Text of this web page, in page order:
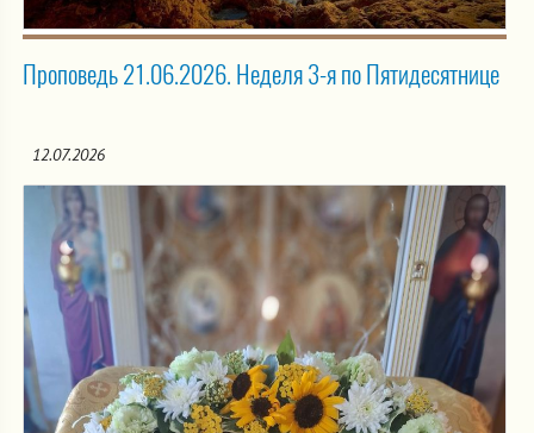
Проповедь 21.06.2026. Неделя 3-я по Пятидесятнице
12.07.2026